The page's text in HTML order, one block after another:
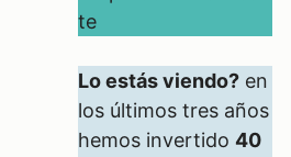
te
Lo estás viendo? en
los últimos tres años
hemos invertido40